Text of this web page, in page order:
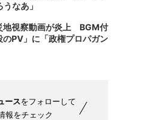
なあ」
地視察動画が炎上 BGM付
のPV」に「政権プロパガン
ースをフォローして
報をチェック